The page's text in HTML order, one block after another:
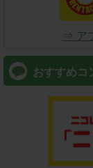
⇒ ア
おすすめコ